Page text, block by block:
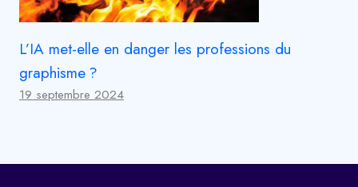
L’IA met-elle en danger les professions du
graphisme ?
19 septembre 2024